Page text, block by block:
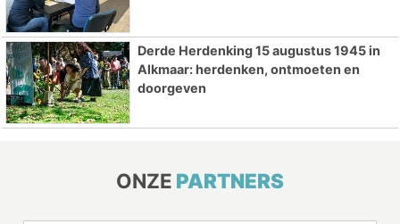
Derde Herdenking 15 augustus 1945 in
Alkmaar: herdenken, ontmoeten en
doorgeven
ONZE PARTNERS